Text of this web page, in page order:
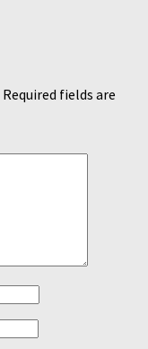
Required fields are